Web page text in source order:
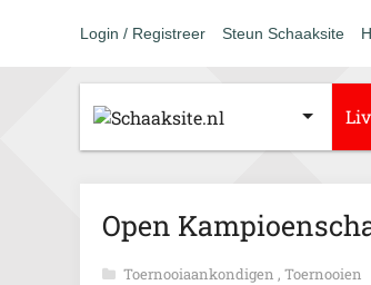
Login / Registreer Steun Schaaksite
Open
Toernooiaankondigen , Toernooien